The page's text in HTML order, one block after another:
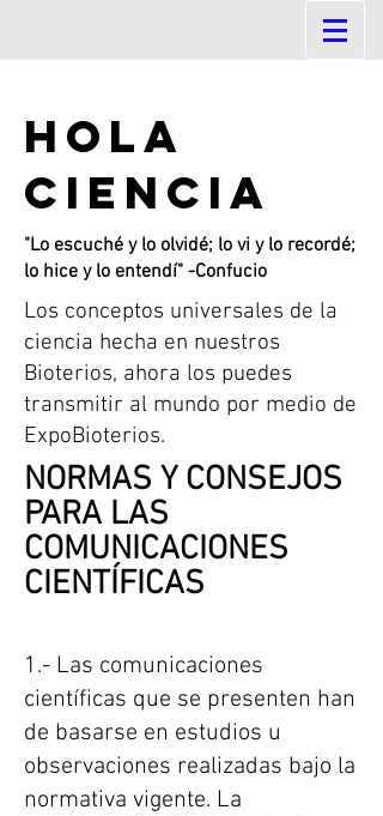
HOLA
CIENCIA
"Lo escuché y lo olvidé; lo vi y lo recordé;
lo hice y lo entendí" -Confucio
Los conceptos universales de la
ciencia hecha en nuestros
Bioterios, ahora los puedes
transmitir al mundo por medio de
ExpoBioterios.
NORMAS Y CONSEJOS
PARA LAS
COMUNICACIONES
CIENTÍFICAS
1.- Las comunicaciones
científicas que se presenten han
de basarse en estudios u
observaciones realizadas bajo la
normativa vigente. La